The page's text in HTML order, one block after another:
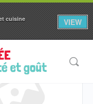
cuisine
VIEW